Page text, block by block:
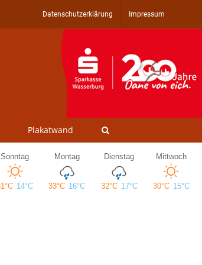
Datenschutzerklärung Impressum
Plakatwand